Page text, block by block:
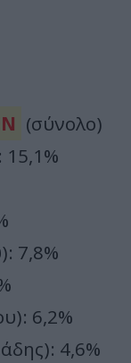
(σύνολο)
7,8%
6,2%
4,6%